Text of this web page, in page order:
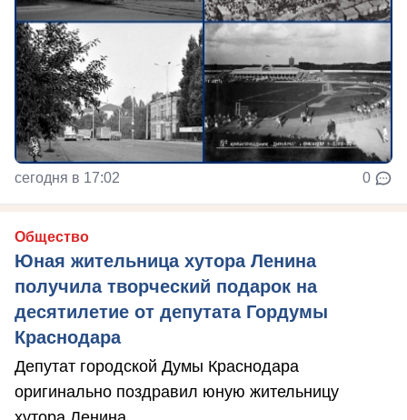
сегодня в 17:02 0
Общество
Юная жительница хутора Ленина
получила творческий подарок на
десятилетие от депутата Гордумы
Краснодара
Депутат городской Думы Краснодара
оригинально поздравил юную жительницу